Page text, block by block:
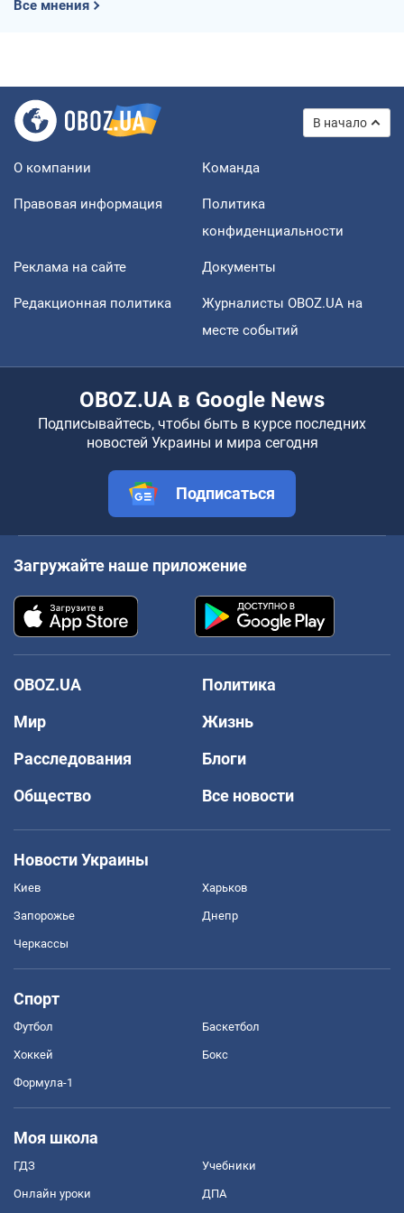
Все мнения
В начало
О компании Команда
Правовая информация
Политика
конфиденциальности
Реклама на сайте Документы
Редакционная политика
Журналисты OBOZ.UA на
месте событий
OBOZ.UA в Google News
Подписывайтесь, чтобы быть в курсе последних
новостей Украины и мира сегодня
Подписаться
Загружайте наше приложение
OBOZ.UA
Политика
Мир
Жизнь
Расследования
Блоги
Общество
Все новости
Новости Украины
Киев Харьков
Запорожье Днепр
Черкассы
Спорт
Футбол Баскетбол
Хоккей Бокс
Формула-1
Моя школа
ГДЗ Учебники
Онлайн уроки ДПА